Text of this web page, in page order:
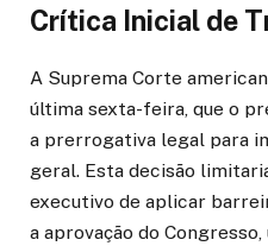
Crítica Inicial de
A Suprema Corte
última sexta-feira, que o
a prerrogativa legal para
geral. Esta decisão
executivo de aplicar
a aprovação do